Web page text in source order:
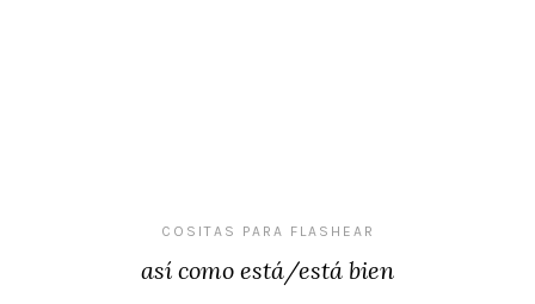
COSITAS PARA FLASHEAR
así como está/está bien